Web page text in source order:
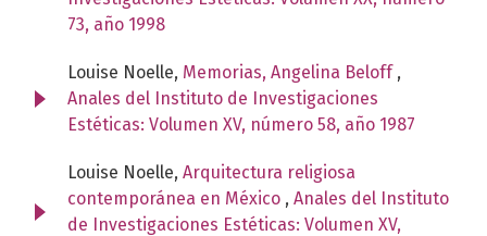
73, año 1998
Louise Noelle, Memorias, Angelina Beloff ,
Anales del Instituto de Investigaciones
Estéticas: Volumen XV, número 58, año 1987
Louise Noelle, Arquitectura religiosa
contemporánea en México , Anales del Instituto
de Investigaciones Estéticas: Volumen XV,